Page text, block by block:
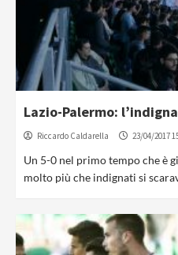
Lazio-Palermo:
Riccardo Caldarella 23/04/2017
Un 5-0 nel primo tempo che è
molto più che indignati si